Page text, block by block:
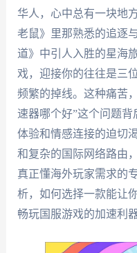
华人，心中总有一块地
老鼠》里那熟悉的追逐
道》中引人入胜的星海
戏，迎接你的往往是三
频繁的掉线。这种痛苦
速器哪个好”这个问题
体验和情感连接的迫切
和复杂的国际网络路由
真正懂海外玩家需求的
析，如何选择一款能让
畅玩国服游戏的加速利器